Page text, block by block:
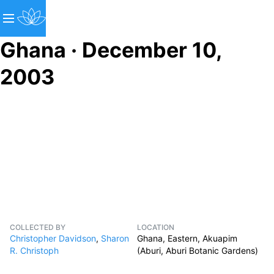
Ghana · December 10,
2003
COLLECTED BY
Christopher Davidson, Sharon
R. Christoph
LOCATION
Ghana, Eastern, Akuapim
(Aburi, Aburi Botanic Gardens)